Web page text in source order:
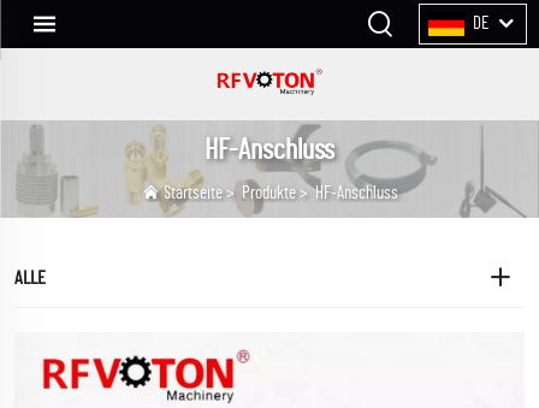
DE
HF-Anschluss
Startseite> Produkte>HF-Anschluss
ALLE